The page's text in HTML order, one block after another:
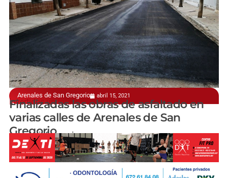
Arenales de San Gregorio abril 15, 2021
Invertidos un total de 22.108 euros
Finalizadas las obras de asfaltado en
varias calles de Arenales de San
Gregorio
manchainformacion.com